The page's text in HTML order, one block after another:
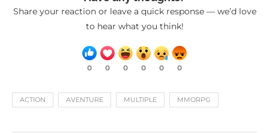
Share your reaction or leave a quick response — we’d love
to hear what you think!
0 0 0 0 0 0
ACTION AVENTURE MULTIPLE MMORPG